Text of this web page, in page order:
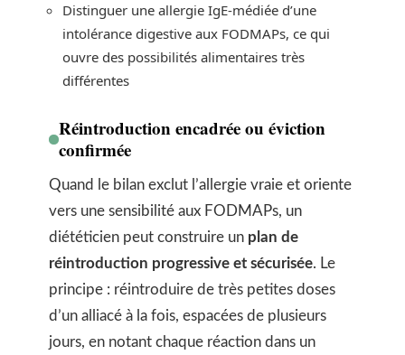
Distinguer une allergie IgE-médiée d’une
intolérance digestive aux FODMAPs, ce qui
ouvre des possibilités alimentaires très
différentes
Réintroduction encadrée ou éviction
confirmée
Quand le bilan exclut l’allergie vraie et oriente
vers une sensibilité aux FODMAPs, un
diététicien peut construire un plan de
réintroduction progressive et sécurisée. Le
principe : réintroduire de très petites doses
d’un alliacé à la fois, espacées de plusieurs
jours, en notant chaque réaction dans un